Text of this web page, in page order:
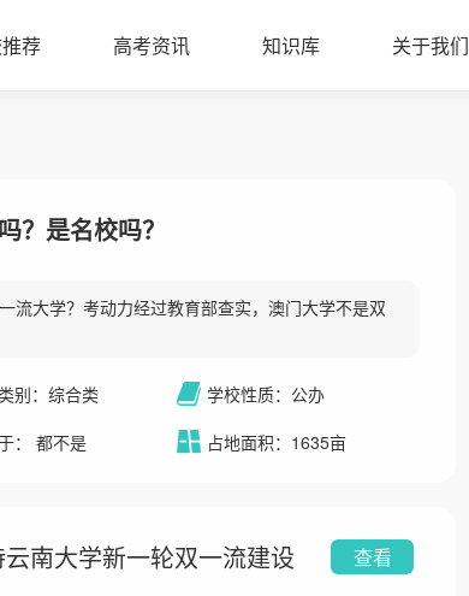
荐 高考资讯 知识库 关于我们
？是名校吗？
流大学？考动力经过教育部查实，澳门大学不是双
别：综合类
学校性质：公办
： 都不是 占地面积：1635亩
南大学新一轮双一流建设 查看